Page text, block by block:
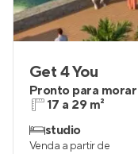
Get 4 You
Pronto para morar
17 a 29 m²
studio
Venda a partir de